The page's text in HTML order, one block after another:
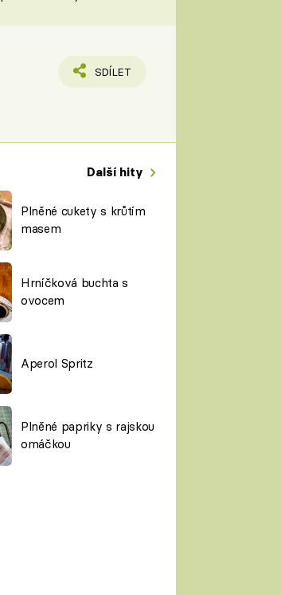
SDÍLET
Další hity
Plněné cukety s krůtím
masem
Hrníčková buchta s
ovocem
Aperol Spritz
Plněné papriky s rajskou
omáčkou